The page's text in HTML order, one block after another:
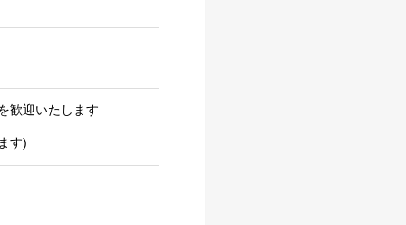
歓迎いたします
す)